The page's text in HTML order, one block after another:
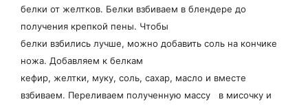
белки от желтков. Белки взбиваем в блендере до
получения крепкой пены. Чтобы
белки взбились лучше, можно добавить соль на кончике
ножа. Добавляем к белкам
кефир, желтки, муку, соль, сахар, масло и вместе
взбиваем. Переливаем полученную массу в мисочку и